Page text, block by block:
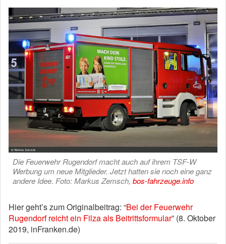
Die Feuerwehr Rugendorf macht auch auf ihrem TSF-W
Werbung um neue Mitglieder. Jetzt hatten sie noch eine ganz
andere Idee. Foto: Markus Zemsch, bos-fahrzeuge.info
Hier geht’s zum Originalbeitrag: “Bei der Feuerwehr
Rugendorf reicht ein Filza als Beitrittsformular” (8. Oktober
2019, inFranken.de)